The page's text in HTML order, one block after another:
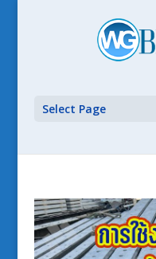
Select Page